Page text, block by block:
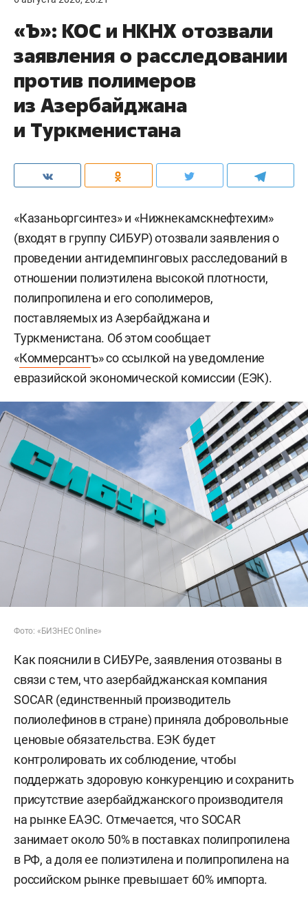
«Ъ»: КОС и НКНХ отозвали
заявления о расследовании
против полимеров
из Азербайджана
и Туркменистана
«Казаньоргсинтез» и «Нижнекамскнефтехим»
(входят в группу СИБУР) отозвали заявления о
проведении антидемпинговых расследований в
отношении полиэтилена высокой плотности,
полипропилена и его сополимеров,
поставляемых из Азербайджана и
Туркменистана. Об этом сообщает
«Коммерсантъ» со ссылкой на уведомление
евразийской экономической комиссии (ЕЭК).
Фото: «БИЗНЕС Online»
Как пояснили в СИБУРе, заявления отозваны в
связи с тем, что азербайджанская компания
SOCAR (единственный производитель
полиолефинов в стране) приняла добровольные
ценовые обязательства. ЕЭК будет
контролировать их соблюдение, чтобы
поддержать здоровую конкуренцию и сохранить
присутствие азербайджанского производителя
на рынке ЕАЭС. Отмечается, что SOCAR
занимает около 50% в поставках полипропилена
в РФ, а доля ее полиэтилена и полипропилена на
российском рынке превышает 60% импорта.